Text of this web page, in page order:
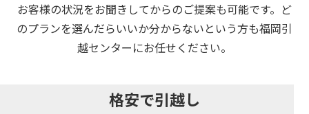
お客様の状況をお聞きしてからのご提案も可能です。ど
のプランを選んだらいいか分からないという方も福岡引
越センターにお任せください。
格安で引越し